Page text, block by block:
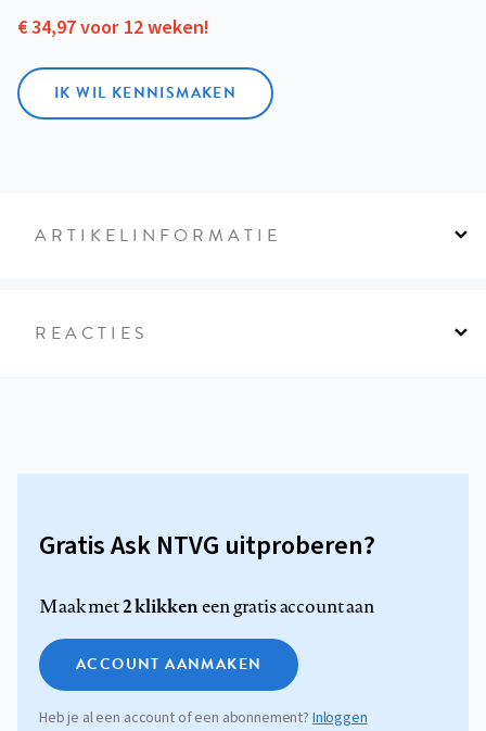
€ 34,97 voor 12 weken!
IK WIL KENNISMAKEN
ARTIKELINFORMATIE
REACTIES
Gratis Ask NTVG uitproberen?
Maak met2 klikkeneen gratis account aan
ACCOUNT AANMAKEN
Heb je al een account of een abonnement?Inloggen